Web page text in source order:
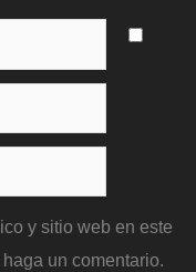
y sitio web en este
un comentario.